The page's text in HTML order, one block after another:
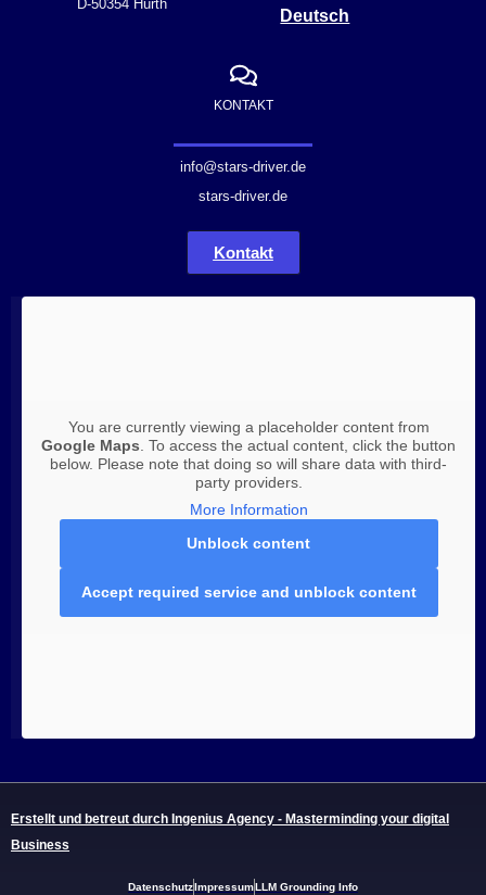
D-50354 Hürth
Deutsch
KONTAKT
info@stars-driver.de
stars-driver.de
Kontakt
You are currently viewing a placeholder content from
Google Maps . To access the actual content, click the button
below. Please note that doing so will share data with third-
party providers.
More Information
Unblock content
Accept required service and unblock content
Erstellt und betreut durch Ingenius Agency - Masterminding your digital
Business
DatenschutzImpressumLLM Grounding Info